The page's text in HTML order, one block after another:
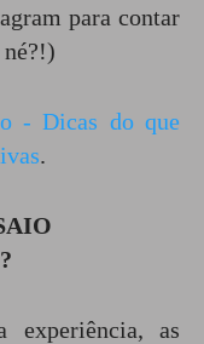
para contar
- Dicas do que
.
experiência, as